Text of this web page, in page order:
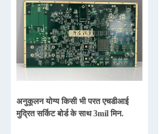
अनुकूलन योग्य किसी भी परत एचडीआई
मुद्रित सर्किट बोर्ड के साथ 3mil मिन.